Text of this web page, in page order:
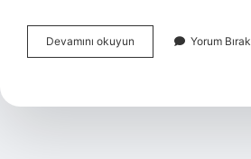
Devamını okuyun
Bitkinin
Kadardır
Yorum Bırak